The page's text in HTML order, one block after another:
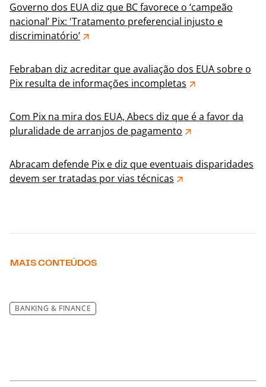
Governo dos EUA diz que BC favorece o ‘campeão
nacional’ Pix: 'Tratamento preferencial injusto e
discriminatório’
Febraban diz acreditar que avaliação dos EUA sobre o
Pix resulta de informações incompletas
Com Pix na mira dos EUA, Abecs diz que é a favor da
pluralidade de arranjos de pagamento
Abracam defende Pix e diz que eventuais disparidades
devem ser tratadas por vias técnicas
MAIS CONTEÚDOS
BANKING & FINANCE